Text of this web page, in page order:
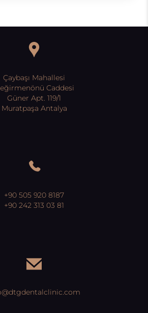
Çaybaşı Mahallesi
Caddesi
Güner Apt. 119/1
Muratpaşa Antalya
+90 505 920 8187
+90 242 313 03 81